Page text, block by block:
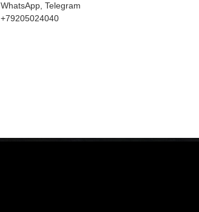
WhatsApp, Telegram
+79205024040